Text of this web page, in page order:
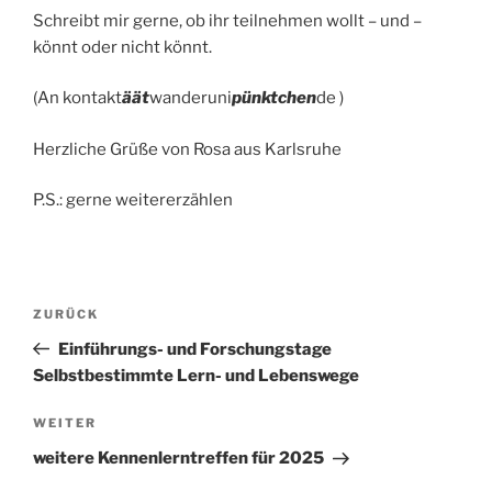
Schreibt mir gerne, ob ihr teilnehmen wollt – und –
könnt oder nicht könnt.
(An kontaktäätwanderunipünktchende )
Herzliche Grüße von Rosa aus Karlsruhe
P.S.: gerne weitererzählen
Beitragsnavigation
Vorheriger
Beitrag
ZURÜCK
Einführungs- und Forschungstage
Selbstbestimmte Lern- und Lebenswege
Nächster
Beitrag
WEITER
weitere Kennenlerntreffen für 2025